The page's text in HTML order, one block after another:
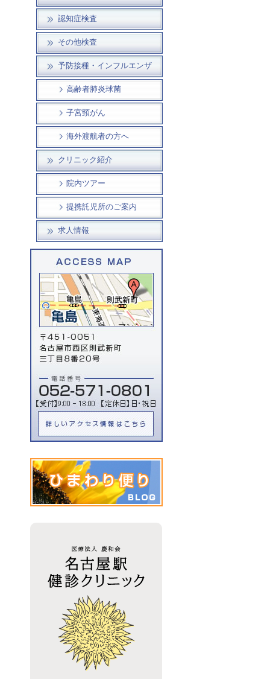
認知症検査
その他検査
予防接種・インフルエンザ
高齢者肺炎球菌
子宮頸がん
海外渡航者の方へ
クリニック紹介
院内ツアー
提携託児所のご案内
求人情報